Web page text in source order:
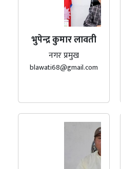
भुपेन्द्र कुमार लावती
नगर प्रमुख
blawati68@gmail.com